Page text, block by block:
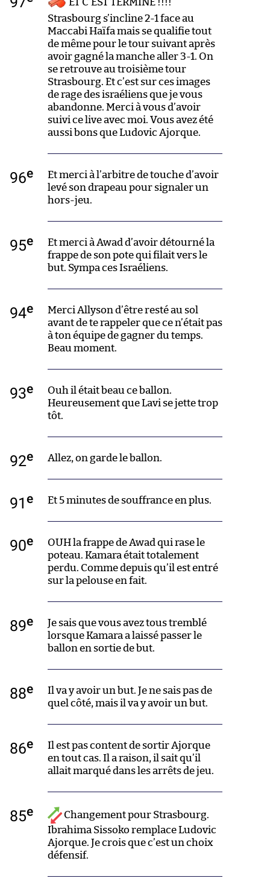
Strasbourg s’incline 2-1 face au
Maccabi Haïfa mais se qualifie tout
de même pour le tour suivant après
avoir gagné la manche aller 3-1. On
se retrouve au troisième tour
Strasbourg. Et c’est sur ces images
de rage des israéliens que je vous
abandonne. Merci à vous d’avoir
suivi ce live avec moi. Vous avez été
aussi bons que Ludovic Ajorque.
96e
Et merci à l’arbitre de touche d’avoir
levé son drapeau pour signaler un
hors-jeu.
95e
Et merci à Awad d’avoir détourné la
frappe de son pote qui filait vers le
but. Sympa ces Israéliens.
94e
Merci Allyson d’être resté au sol
avant de te rappeler que ce n’était pas
à ton équipe de gagner du temps.
Beau moment.
93e
Ouh il était beau ce ballon.
Heureusement que Lavi se jette trop
tôt.
92e Allez, on garde le ballon.
91 e Et 5 minutes de souffrance en plus.
90e
OUH la frappe de Awad qui rase le
poteau. Kamara était totalement
perdu. Comme depuis qu’il est entré
sur la pelouse en fait.
89e
Je sais que vous avez tous tremblé
lorsque Kamara a laissé passer le
ballon en sortie de but.
88e
Il va y avoir un but. Je ne sais pas de
quel côté, mais il va y avoir un but.
86e
Il est pas content de sortir Ajorque
en tout cas. Il a raison, il sait qu’il
allait marqué dans les arrêts de jeu.
85e
Changement pour Strasbourg.
Ibrahima Sissoko remplace Ludovic
Ajorque. Je crois que c’est un choix
défensif.